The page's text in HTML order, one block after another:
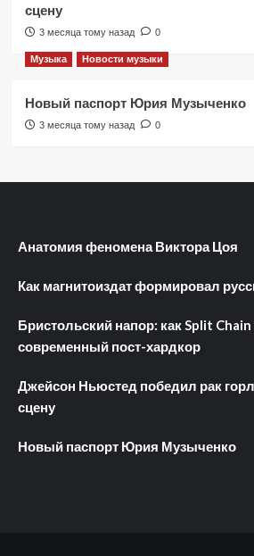
сцену
3 месяца тому назад 0
Музыка Новости музыки
Новый паспорт Юрия Музыченко
3 месяца тому назад 0
Анатомия феномена Виктора Цоя
Как магнитоиздат формировал
Бристольский напор: как Split
современный пост-хардкор
Джейсон Ньюстед победил рак
сцену
Новый паспорт Юрия Музыченко